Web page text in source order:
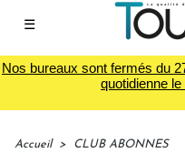
☰
Nos bureaux sont fermés du
quotidienne
Accueil > CLUB ABONNES